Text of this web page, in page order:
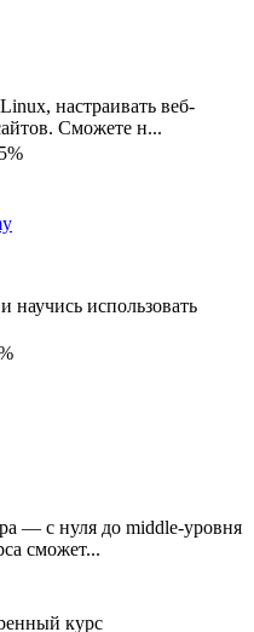
настраивать веб-
Сможете н...
научись использовать
— с нуля до middle-уровня
сможет...